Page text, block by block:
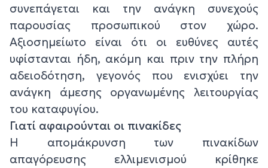
συνεπάγεται και την ανάγκη συνεχούς
παρουσίας προσωπικού στον χώρο.
Αξιοσημείωτο είναι ότι οι ευθύνες αυτές
υφίστανται ήδη, ακόμη και πριν την πλήρη
αδειοδότηση, γεγονός που ενισχύει την
ανάγκη άμεσης οργανωμένης λειτουργίας
του καταφυγίου.
Γιατί αφαιρούνται οι πινακίδες
Η απομάκρυνση των πινακίδων
απαγόρευσης ελλιμενισμού κρίθηκε